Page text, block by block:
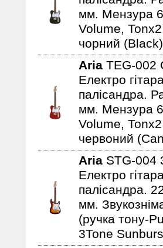
мм. Мензура
Volume,
чорний
Aria TEG-002
Електро
палісандра.
мм. Мензура
Volume,
червоний
Aria STG-004
Електро
палісандра.
мм.
(ручка тону-
3Tone